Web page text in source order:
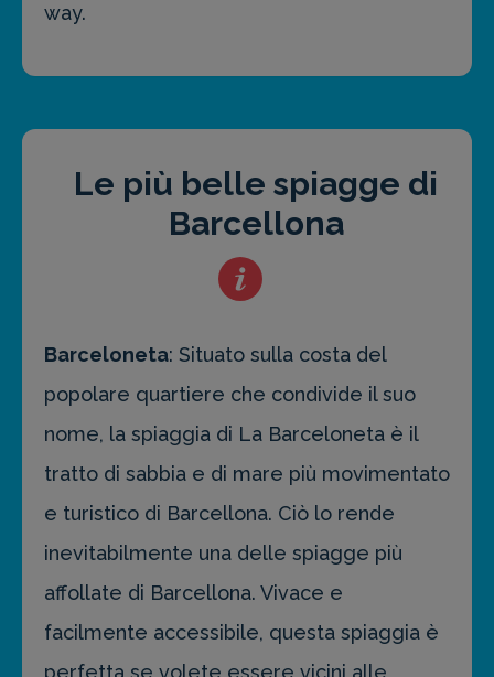
way.
Le più belle spiagge di
Barcellona
Barceloneta: Situato sulla costa del
popolare quartiere che condivide il suo
nome, la spiaggia di La Barceloneta è il
tratto di sabbia e di mare più movimentato
e turistico di Barcellona. Ciò lo rende
inevitabilmente una delle spiagge più
affollate di Barcellona. Vivace e
facilmente accessibile, questa spiaggia è
perfetta se volete essere vicini alle